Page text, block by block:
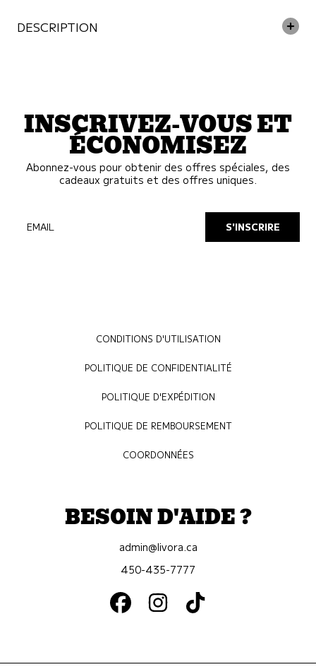
DESCRIPTION
INSCRIVEZ-VOUS ET
ÉCONOMISEZ
Abonnez-vous pour obtenir des offres spéciales, des
cadeaux gratuits et des offres uniques.
EMAIL S'INSCRIRE
CONDITIONS D'UTILISATION
POLITIQUE DE CONFIDENTIALITÉ
POLITIQUE D'EXPÉDITION
POLITIQUE DE REMBOURSEMENT
COORDONNÉES
BESOIN D'AIDE ?
admin@livora.ca
450-435-7777
FACEBOOKINSTAGRAMTIKTOK